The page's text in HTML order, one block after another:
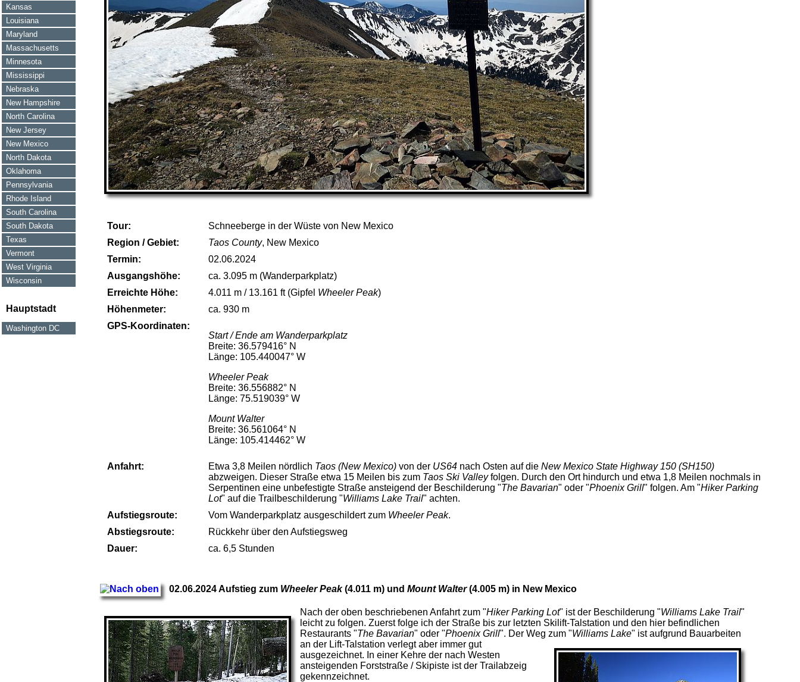
Kansas
Louisiana
Maryland
Massachusetts
Minnesota
Mississippi
Nebraska
New Hampshire
North Carolina
New Jersey
New Mexico
North Dakota
Oklahoma
Pennsylvania
Rhode Island
South Carolina
South Dakota
Texas
Vermont
West Virginia
Wisconsin
Hauptstadt
Washington DC
Tour:
Schneeberge in der Wüste von New Mexico
Region / Gebiet:
Taos County, New Mexico
Termin:
02.06.2024
Ausgangshöhe:
ca. 3.095 m (Wanderparkplatz)
Erreichte Höhe:
4.011 m / 13.161 ft (Gipfel Wheeler Peak)
Höhenmeter:
ca. 930 m
GPS-Koordinaten:
Start / Ende am Wanderparkplatz
Breite: 36.579416° N
Länge: 105.440047° W
Wheeler Peak
Breite: 36.556882° N
Länge: 75.519039° W
Mount Walter
Breite: 36.561064° N
Länge: 105.414462° W
Anfahrt: Etwa 3,8 Meilen nördlich Taos (New Mexico) von der US64 nach Osten auf die New Mexico State Highway 150 (SH150)
abzweigen. Dieser Straße etwa 15 Meilen bis zum Taos Ski Valleyfolgen. Durch den Ort hindurch und etwa 1,8 Meilen nochmals in
Serpentinen eine unbefestigte Straße ansteigend der Beschilderung "The Bavarian" oder "Phoenix Grill" folgen. Am "Hiker Parking
Lot" auf die Trailbeschilderung "Williams Lake Trail" achten.
Aufstiegsroute:
Vom Wanderparkplatz ausgeschildert zum Wheeler Peak.
Abstiegsroute:
Rückkehr über den Aufstiegsweg
Dauer:
ca. 6,5 Stunden
02.06.2024 Aufstieg zum Wheeler Peak(4.011 m) und Mount Walter(4.005 m) in New Mexico
Nach der oben beschriebenen Anfahrt zum "Hiker Parking Lot" ist der Beschilderung "Williams Lake Trail"
leicht zu folgen. Zuerst folge ich der Straße bis zur letzten Skilift-Talstation und den hier befindlichen
Restaurants "The Bavarian" oder "Phoenix Grill". Der Weg zum "Williams Lake" ist aufgrund Bauarbeiten
an der Lift-Talstation verlegt aber immer gut
ausgezeichnet. In einer Kehre der nach Westen
ansteigenden Forststraße / Skipiste ist der Trailabzeig
gekennzeichnet.